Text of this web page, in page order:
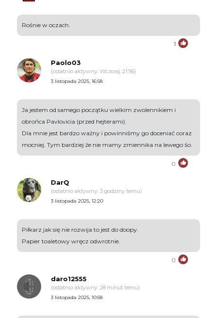
Rośnie w oczach.
1
Paolo03
(ostatnio aktywny: Wczoraj, 21:56)
3 listopada 2025, 16:58
Ja jestem od samego początku wielkim zwolennikiem i
obrońca Pavlovicia (przed hejterami).
Dla mnie jest bardzo ważny i powinniśmy go doceniać coraz
mocniej. Tym bardziej że nie mamy zmiennika na lewego śo.
0
DarQ
(ostatnio aktywny: 3 godziny temu)
3 listopada 2025, 12:20
Piłkarz jak się nie rozwija to jest do doopy.
Papier toaletowy wręcz odwrotnie.
0
daro12555
(ostatnio aktywny: 28 minut temu)
3 listopada 2025, 10:58